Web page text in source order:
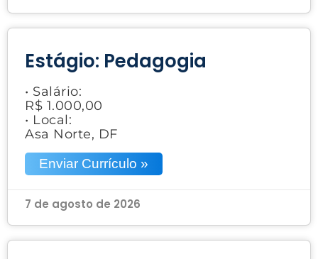
Estágio: Pedagogia
• Salário:
R$ 1.000,00
• Local:
Asa Norte, DF
Enviar Currículo »
7 de agosto de 2026